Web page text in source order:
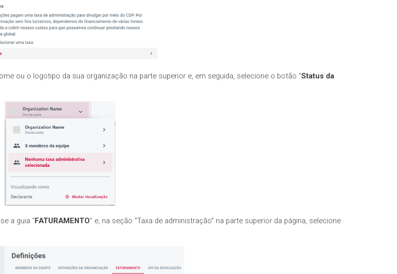
ou o logotipo da sua organização na parte superior e, em seguida, selecione o botão “Status da
a guia “FATURAMENTO” e, na seção “Taxa de administração” na parte superior da página, selecione